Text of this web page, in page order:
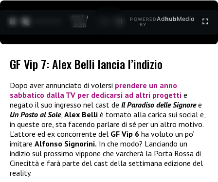
0:27 /
3:35
POWERED
BY
AdhubMedia
GF Vip 7: Alex Belli lancia l’indizio
Dopo aver annunciato di volersi prendere un anno
sabbatico dalla TV per dedicarsi ad altri progetti e
negato il suo ingresso nel cast de Il Paradiso delle Signoree
Un Posto al Sole, Alex Belli è tornato alla carica sui social e,
in queste ore, sta facendo parlare di sé per un altro motivo.
L’attore ed ex concorrente del GF Vip 6 ha voluto un po’
imitare Alfonso Signorini. In che modo? Lanciando un
indizio sul prossimo vippone che varcherà la Porta Rossa di
Cinecittà e farà parte del cast della settimana edizione del
reality.